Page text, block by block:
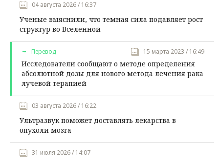
04 августа 2026 / 16:37
Ученые выяснили, что темная сила подавляет рост
структур во Вселенной
Перевод 15 марта 2023 / 16:49
Исследователи сообщают о методе определения
абсолютной дозы для нового метода лечения рака
лучевой терапией
03 августа 2026 / 16:22
Ультразвук поможет доставлять лекарства в
опухоли мозга
31 июля 2026 / 14:07